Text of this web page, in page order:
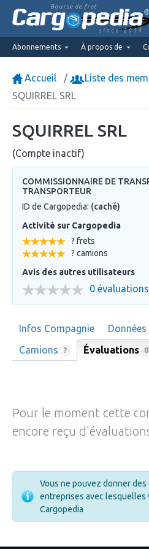
Bourse de fret
since 2014
Abonnements À propos de
Accueil
Liste des
SQUIRREL SRL
SQUIRREL SRL
(Compte inactif)
COMMISSIONNAIRE DE
TRANSPORTEUR
ID de Cargopedia: (caché)
Activité sur Cargopedia
? frets
? camions
Avis des autres utilisateurs
0 évaluations
Infos Compagnie
Camions ? Évaluations 0
Pour le moment cette
encore reçu
Vous ne pouvez donner
entreprises avec lesquelles
Cargopedia